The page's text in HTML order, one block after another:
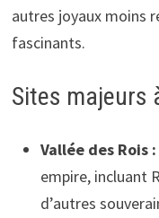
autres joyaux moins
fascinants.
Sites majeurs
Vallée des Rois :
empire, incluant
d’autres